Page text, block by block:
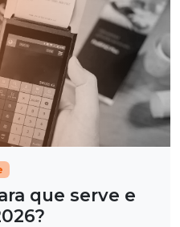
que serve e